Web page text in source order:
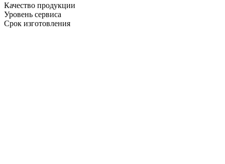
Качество продукции
Уровень сервиса
Срок изготовления